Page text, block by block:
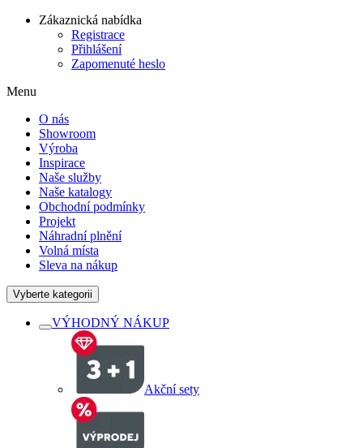
Zákaznická nabídka
Registrace
Přihlášení
Zapomenuté heslo
Menu
O nás
Showroom
Výroba
Inspirace
Naše služby
Naše katalogy
Obchodní podmínky
Projekt
Náhradní plnění
Volná místa
Sleva na nákup
Vyberte kategorii
VÝHODNÝ NÁKUP
Akční sety